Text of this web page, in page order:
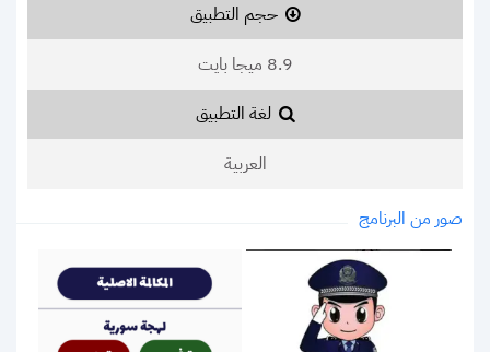
حجم التطبيق
8.9 ميجا بايت
لغة التطبيق
العربية
صور من البرنامج